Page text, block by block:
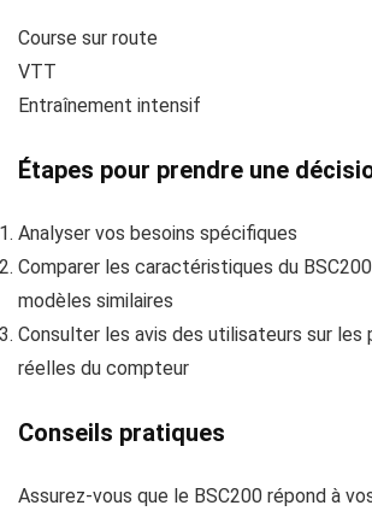
Course sur route
VTT
Entraînement intensif
Étapes pour prendre une
Analyser vos besoins spécifiques
Comparer les caractéristiques du
modèles similaires
Consulter les avis des utilisateurs sur les
réelles du compteur
Conseils pratiques
Assurez-vous que le BSC200 répond à